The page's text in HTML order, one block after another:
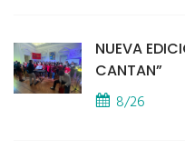
NUEVA
CANTAN”
8/26